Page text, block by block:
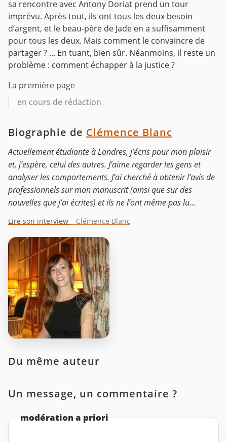
sa rencontre avec Antony Doriat prend un tour
imprévu. Après tout, ils ont tous les deux besoin
d’argent, et le beau-père de Jade en a suffisamment
pour tous les deux. Mais comment le convaincre de
partager ? ... En tuant, bien sûr. Néanmoins, il reste un
problème : comment échapper à la justice ?
La première page
en cours de rédaction
Biographie de Clémence Blanc
Actuellement étudiante à Londres, j’écris pour mon plaisir
et, j’espère, celui des autres. J’aime regarder les gens et
analyser les comportements. J’ai cherché à obtenir l’avis de
professionnels sur mon manuscrit (ainsi que sur des
nouvelles que j’ai écrites) et ils ne l’ont même pas lu...
Lire son interview – Clémence Blanc
Du même auteur
Un message, un commentaire ?
modération a priori